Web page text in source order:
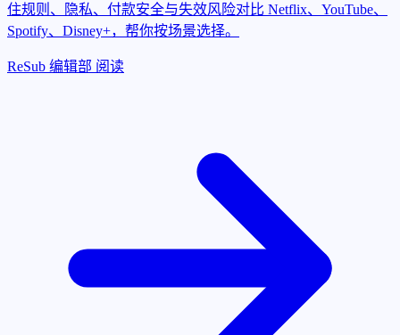
住规则、隐私、付款安全与失效风险对比 Netflix、YouTube、
Spotify、Disney+，帮你按场景选择。
ReSub 编辑部 阅读